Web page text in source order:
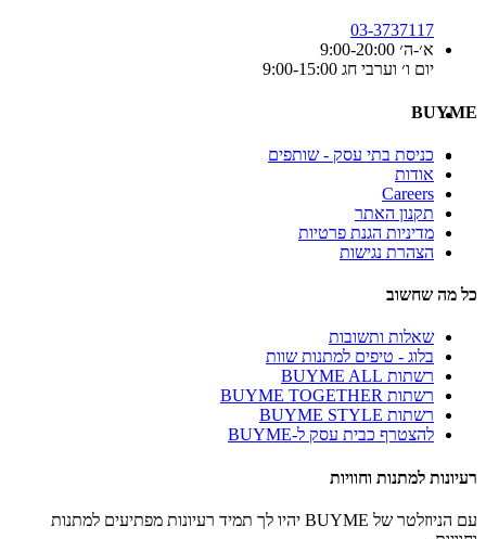
03-3737117
א׳-ה׳ 9:00-20:00
יום ו׳ וערבי חג 9:00-15:00
BUYME
כניסת בתי עסק - שותפים
אודות
Careers
תקנון האתר
מדיניות הגנת פרטיות
הצהרת נגישות
כל מה שחשוב
שאלות ותשובות
בלוג - טיפים למתנות שוות
רשתות BUYME ALL
רשתות BUYME TOGETHER
רשתות BUYME STYLE
להצטרף כבית עסק ל-BUYME
רעיונות למתנות וחוויות
עם הניוזלטר של BUYME יהיו לך תמיד רעיונות מפתיעים למתנות